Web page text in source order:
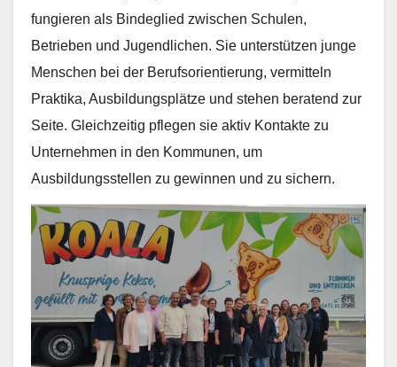
fungieren als Bindeglied zwischen Schulen,
Betrieben und Jugendlichen. Sie unterstützen junge
Menschen bei der Berufsorientierung, vermitteln
Praktika, Ausbildungsplätze und stehen beratend zur
Seite. Gleichzeitig pflegen sie aktiv Kontakte zu
Unternehmen in den Kommunen, um
Ausbildungsstellen zu gewinnen und zu sichern.